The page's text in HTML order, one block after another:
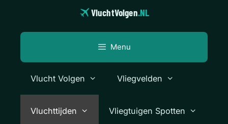
VluchtVolgen.NL
Menu
Vlucht Volgen Vliegvelden
Vluchttijden Vliegtuigen Spotten